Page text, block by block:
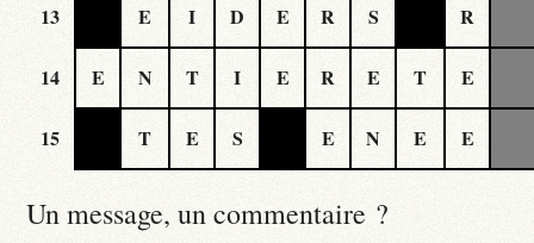
13 E I D E R S R
14 E N T I E R E T E
15 T E S E N E E
Un message, un commentaire ?